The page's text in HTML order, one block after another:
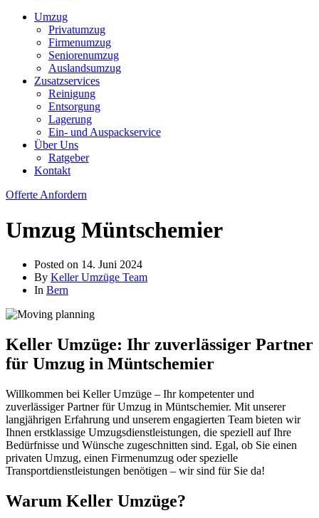
Umzug
Privatumzug
Firmenumzug
Seniorenumzug
Auslandsumzug
Zusatzservices
Reinigung
Entsorgung
Lagerung
Ein- und Auspackservice
Über Uns
Ratgeber
Kontakt
Offerte Anfordern
Umzug Müntschemier
Posted on 14. Juni 2024
By Keller Umzüge Team
In Bern
Keller Umzüge: Ihr zuverlässiger Partner
für Umzug in Müntschemier
Willkommen bei Keller Umzüge – Ihr kompetenter und
zuverlässiger Partner für Umzug in Müntschemier. Mit unserer
langjährigen Erfahrung und unserem engagierten Team bieten wir
Ihnen erstklassige Umzugsdienstleistungen, die speziell auf Ihre
Bedürfnisse und Wünsche zugeschnitten sind. Egal, ob Sie einen
privaten Umzug, einen Firmenumzug oder spezielle
Transportdienstleistungen benötigen – wir sind für Sie da!
Warum Keller Umzüge?